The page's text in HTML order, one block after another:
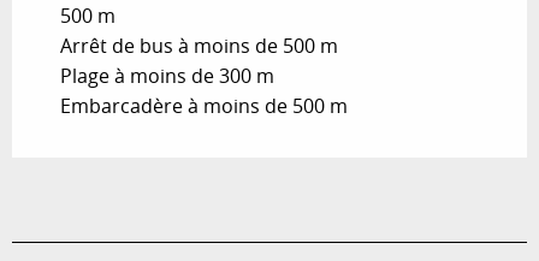
500 m
Arrêt de bus à moins de 500 m
Plage à moins de 300 m
Embarcadère à moins de 500 m